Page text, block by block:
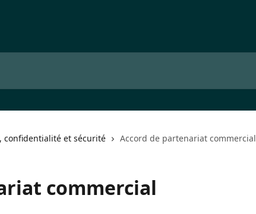
confidentialité et sécurité Accord de partenariat commercial
commercial